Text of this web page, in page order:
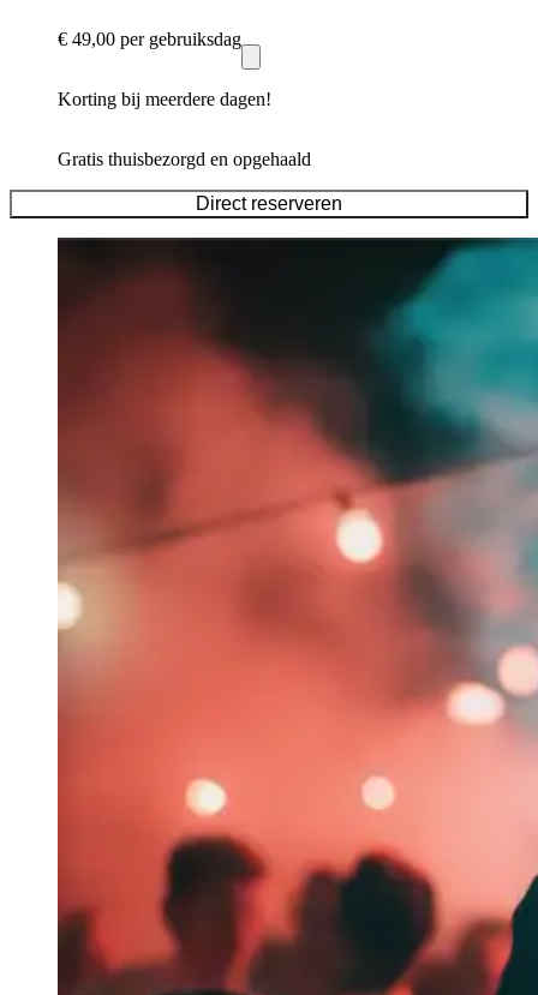
€ 49,00 per gebruiksdag
Korting bij meerdere dagen!
Gratis thuisbezorgd en opgehaald
Direct reserveren